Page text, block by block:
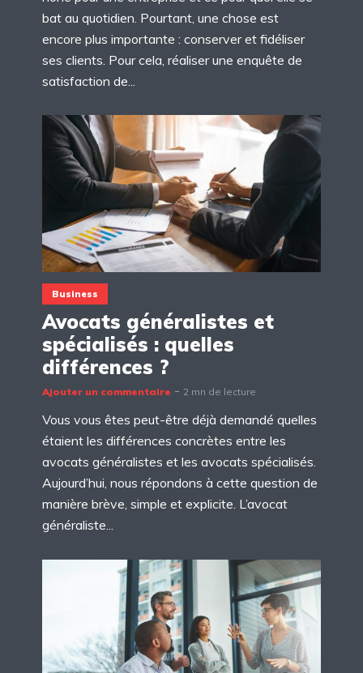
bat au quotidien. Pourtant, une chose est
encore plus importante : conserver et fidéliser
ses clients. Pour cela, réaliser une enquête de
satisfaction de...
Business
Avocats généralistes et
spécialisés : quelles
différences ?
Ajouter un commentaire 2 mn de lecture
Vous vous êtes peut-être déjà demandé quelles
étaient les différences concrètes entre les
avocats généralistes et les avocats spécialisés.
Aujourd’hui, nous répondons à cette question de
manière brève, simple et explicite. L’avocat
généraliste...